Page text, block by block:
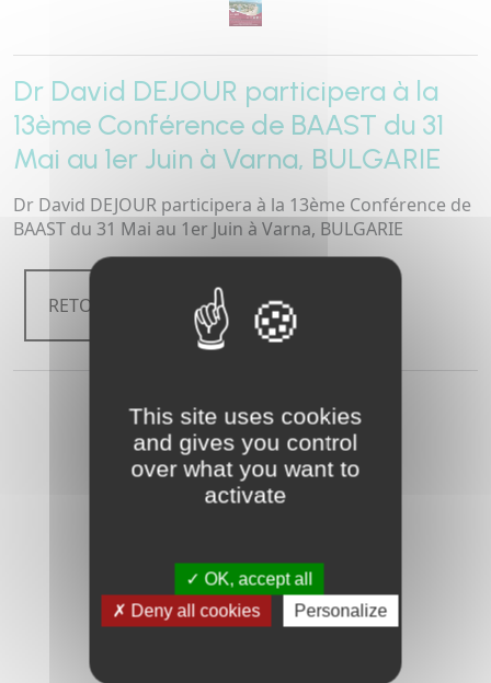
Dr David DEJOUR participera à la
13ème Conférence de BAAST du 31
Mai au 1er Juin à Varna, BULGARIE
Dr David DEJOUR participera à la 13ème Conférence de
BAAST du 31 Mai au 1er Juin à Varna, BULGARIE
RETOUR
This site uses cookies
and gives you control
over what you want to
activate
OK, accept all
Deny all cookies
Personalize